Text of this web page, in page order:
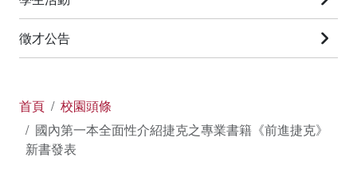
徵才公告
首頁
校園頭條
國內第一本全面性介紹捷克之專業書籍《前進捷克》
新書發表